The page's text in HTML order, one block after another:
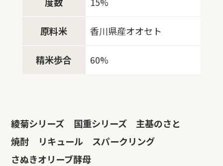
原料米 香川県産オオセト
精米歩合 60%
綾菊シリーズ 国重シリーズ
主基のさと
焼酎
リキュール
スパークリング
さぬきオリーブ酵母